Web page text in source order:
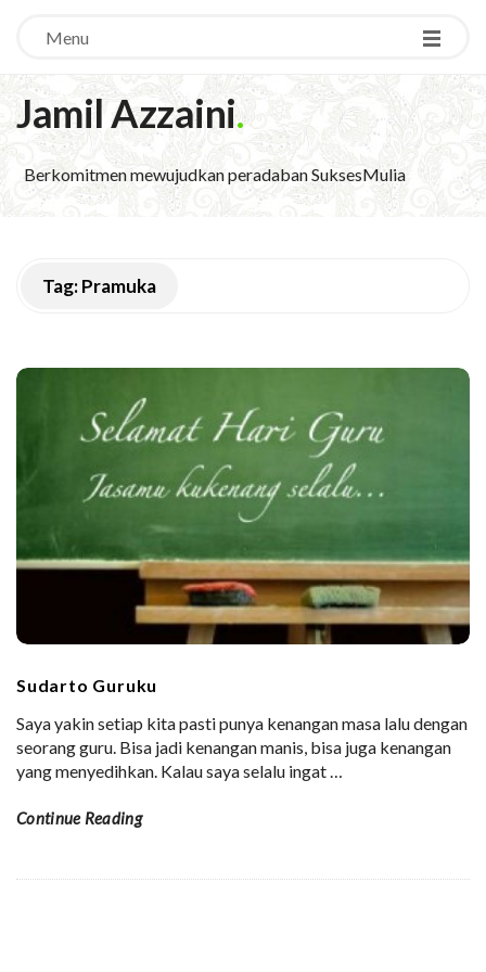
Menu
Jamil Azzaini.
Berkomitmen mewujudkan peradaban SuksesMulia
Tag:Pramuka
Sudarto Guruku
Saya yakin setiap kita pasti punya kenangan masa lalu dengan
seorang guru. Bisa jadi kenangan manis, bisa juga kenangan
yang menyedihkan. Kalau saya selalu ingat…
Continue Reading